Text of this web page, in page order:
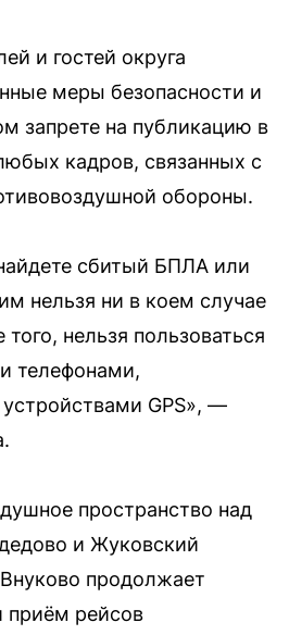
и гостей округа
меры безопасности и
запрете на публикацию в
кадров, связанных с
обороны.
сбитый БПЛА или
нельзя ни в коем случае
нельзя пользоваться
телефонами,
GPS», —
пространство над
и Жуковский
продолжает
приём рейсов